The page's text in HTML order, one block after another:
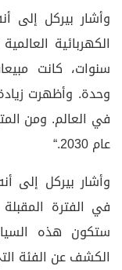
وأشار بيركل إلى
سنوات، كانت
عام 2030.“
وأشار بيركل إلى
في الفترة
ستكون هذه
الكشف عن الفئة